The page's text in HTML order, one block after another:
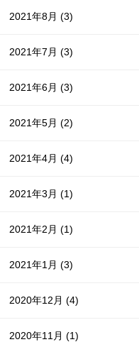
2021年8月(3)
2021年7月(3)
2021年6月(3)
2021年5月(2)
2021年4月(4)
2021年3月(1)
2021年2月(1)
2021年1月(3)
2020年12月(4)
2020年11月(1)